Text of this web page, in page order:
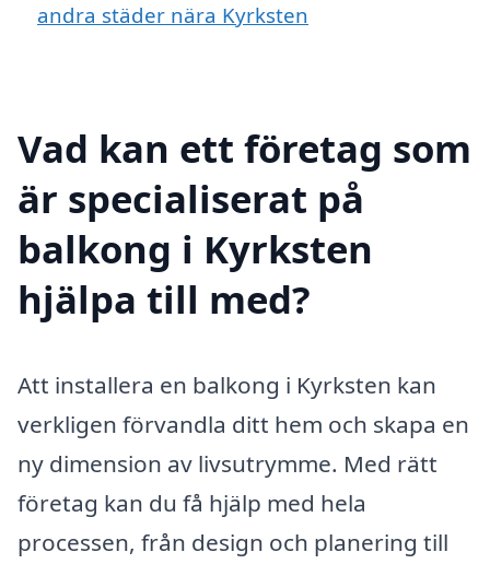
andra städer nära Kyrksten
Vad kan ett företag som
är specialiserat på
balkong i Kyrksten
hjälpa till med?
Att installera en balkong i Kyrksten kan
verkligen förvandla ditt hem och skapa en
ny dimension av livsutrymme. Med rätt
företag kan du få hjälp med hela
processen, från design och planering till